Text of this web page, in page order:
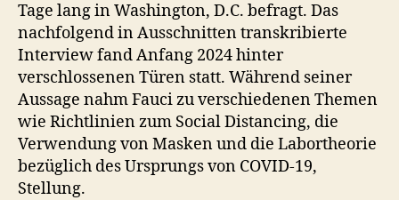
Tage lang in Washington, D.C. befragt. Das
nachfolgend in Ausschnitten transkribierte
Interview fand Anfang 2024 hinter
verschlossenen Türen statt. Während seiner
Aussage nahm Fauci zu verschiedenen Themen
wie Richtlinien zum Social Distancing, die
Verwendung von Masken und die Labortheorie
bezüglich des Ursprungs von COVID-19,
Stellung.